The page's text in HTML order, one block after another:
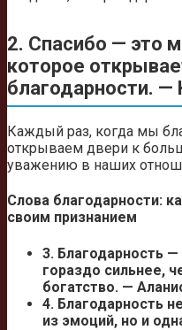
2. Спасибо — это
которое
благодарности. —
Каждый раз, когда мы
открываем двери к
уважению в наших
Слова благодарности:
своим признанием
3. Благодарность
гораздо сильнее,
богатство. —
4. Благодарность
из эмоций, но и